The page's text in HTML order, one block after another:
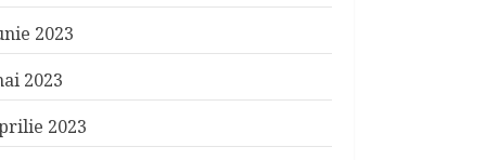
2023
2023
2023